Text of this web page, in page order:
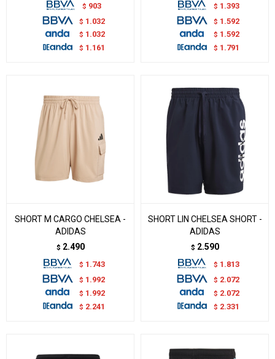
$ 903
$ 1.032
$ 1.032
$ 1.161
$ 1.393
$ 1.592
$ 1.592
$ 1.791
SHORT M CARGO CHELSEA -
ADIDAS
$ 2.490
$ 1.743
$ 1.992
$ 1.992
$ 2.241
SHORT LIN CHELSEA SHORT -
ADIDAS
$ 2.590
$ 1.813
$ 2.072
$ 2.072
$ 2.331